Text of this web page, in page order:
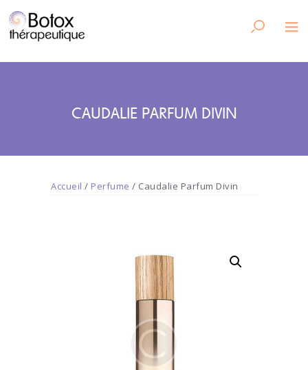
CAUDALIE PARFUM DIVIN
Accueil / Perfume / Caudalie Parfum Divin